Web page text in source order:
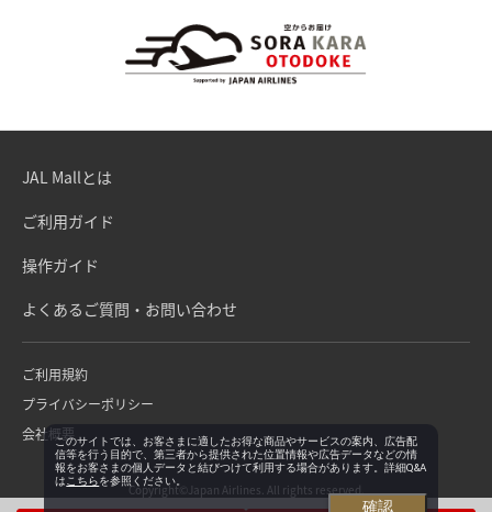
JAL Mallとは
ご利用ガイド
操作ガイド
よくあるご質問・お問い合わせ
ご利用規約
プライバシーポリシー
会社概要
Copyright©Japan Airlines. All rights reserved.
このサイトでは、お客さまに適したお得な商品やサービスの案内、広告配
信等を行う目的で、第三者から提供された位置情報や広告データなどの情
報をお客さまの個人データと結びつけて利用する場合があります。詳細Q&A
は こちらを参照ください。
確認